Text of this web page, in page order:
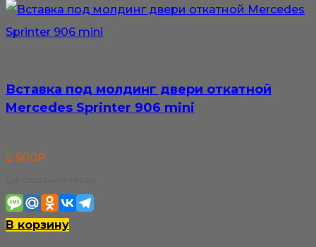
Вставка под молдинг двери откатной
Mercedes Sprinter 906 mini
2 500₽
В корзину